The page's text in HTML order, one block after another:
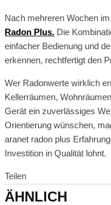
Nach mehreren Wochen
Radon Plus. Die
einfacher Bedienung und
erkennen, rechtfertigt den
Wer Radonwerte wirklich
Kellerräumen,
Gerät ein zuverlässiges
Orientierung wünschen,
aranet radon plus
Investition in Qualität lohnt.
Teilen
ÄHNLICH